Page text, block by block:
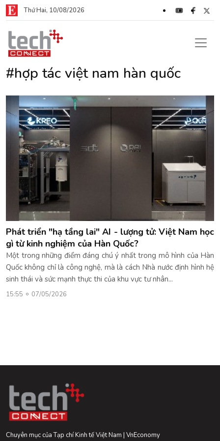
Thứ Hai, 10/08/2026
#hợp tác việt nam hàn quốc
Phát triển "hạ tầng lai" AI - lượng tử: Việt Nam học
gì từ kinh nghiệm của Hàn Quốc?
Một trong những điểm đáng chú ý nhất trong mô hình của Hàn
Quốc không chỉ là công nghệ, mà là cách Nhà nước định hình hệ
sinh thái và sức mạnh thực thi của khu vực tư nhân...
15:55 07/05/2026
Chuyên mục của Tạp chí Kinh tế Việt Nam | VnEconomy